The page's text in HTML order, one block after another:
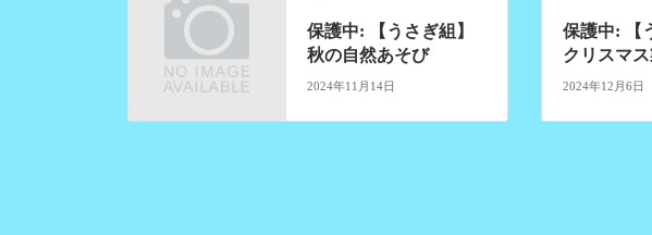
保護中: 【うさぎ組】
秋の自然あそび
2024年11月14日
保護中: 【
クリスマ
2024年12月6日